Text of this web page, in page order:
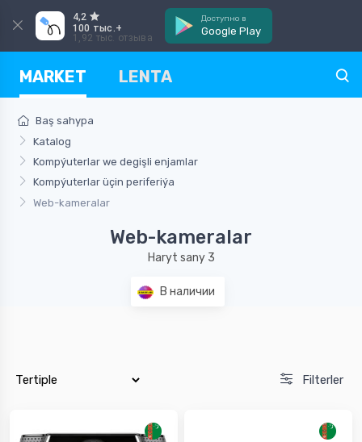
4,2
100 тыс.+
1,92 тыс. отзыва
Доступно в
Google Play
MARKET LENTA
Baş sahypa
Katalog
Kompýuterlar we degişli enjamlar
Kompýuterlar üçin periferiýa
Web-kameralar
Web-kameralar
Haryt sany 3
В наличии
Filterler